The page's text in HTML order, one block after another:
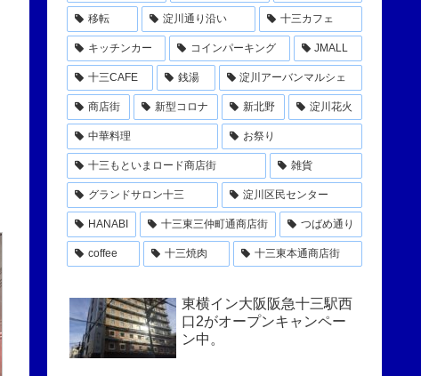
移転 淀川通り沿い 十三カフェ
キッチンカー コインパーキング JMALL
十三CAFE 銭湯 淀川アーバンマルシェ
商店街 新型コロナ 新北野 淀川花火
中華料理 お祭り
十三もといまロード商店街 雑貨
グランドサロン十三 淀川区民センター
HANABI 十三東三仲町通商店街 つばめ通り
coffee 十三焼肉 十三東本通商店街
東横イン大阪阪急十三駅西
口2がオープンキャンペー
ン中。